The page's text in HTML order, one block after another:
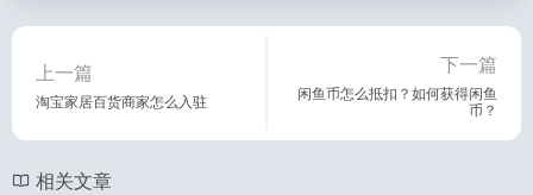
上一篇
淘宝家居百货商家怎么入驻
下一篇
闲鱼币怎么抵扣？如何获得闲鱼
币？
相关文章